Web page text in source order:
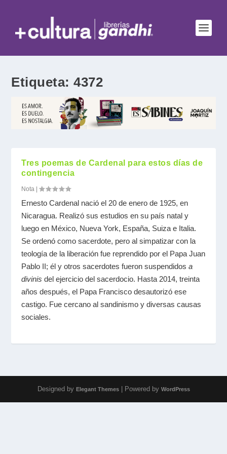
Etiqueta:4372
Tres poemas de Cardenal para estos días de
contingencia
Nota |
Ernesto Cardenal nació el 20 de enero de 1925, en
Nicaragua. Realizó sus estudios en su país natal y
luego en México, Nueva York, España, Suiza e Italia.
Se ordenó como sacerdote, pero al simpatizar con la
teología de la liberación fue reprendido por el Papa Juan
Pablo II; él y otros sacerdotes fueron suspendidos a
divinis del ejercicio del sacerdocio. Hasta 2014, treinta
años después, el Papa Francisco desautorizó ese
castigo. Fue cercano al sandinismo y diversas causas
sociales.
Designed by Elegant Themes| Powered by WordPress